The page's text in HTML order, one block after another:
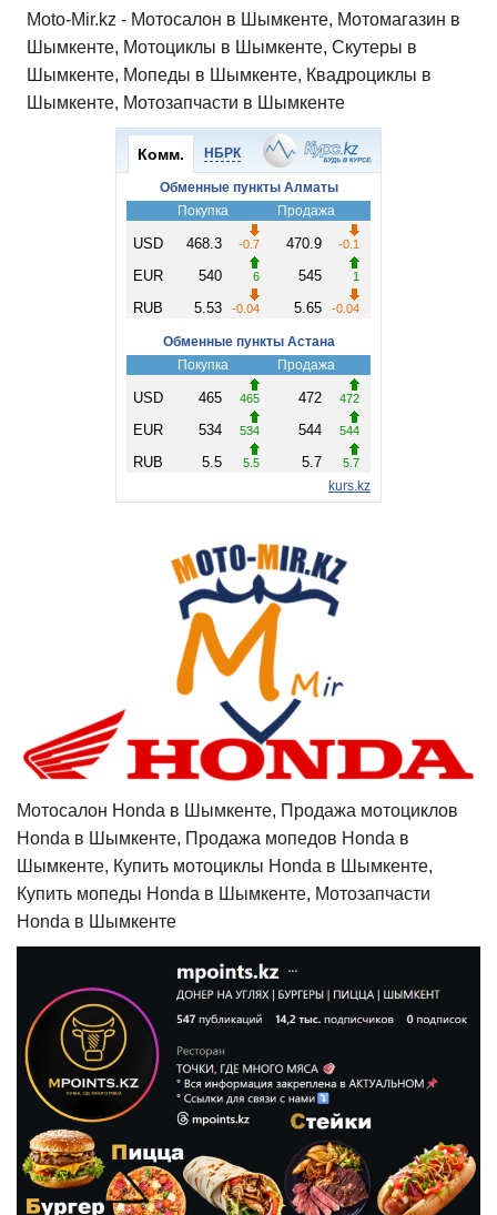
Moto-Mir.kz - Мотосалон в Шымкенте, Мотомагазин в
Шымкенте, Мотоциклы в Шымкенте, Скутеры в
Шымкенте, Мопеды в Шымкенте, Квадроциклы в
Шымкенте, Мотозапчасти в Шымкенте
Мотосалон Honda в Шымкенте, Продажа мотоциклов
Honda в Шымкенте, Продажа мопедов Honda в
Шымкенте, Купить мотоциклы Honda в Шымкенте,
Купить мопеды Honda в Шымкенте, Мотозапчасти
Honda в Шымкенте